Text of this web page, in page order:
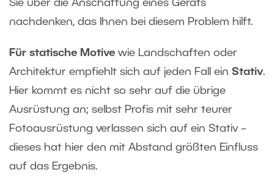
Sie über die Anschaffung eines Geräts
nachdenken, das Ihnen bei diesem Problem hilft.
Für statische Motive wie Landschaften oder
Architektur empfiehlt sich auf jeden Fall ein Stativ.
Hier kommt es nicht so sehr auf die übrige
Ausrüstung an; selbst Profis mit sehr teurer
Fotoausrüstung verlassen sich auf ein Stativ –
dieses hat hier den mit Abstand größten Einfluss
auf das Ergebnis.